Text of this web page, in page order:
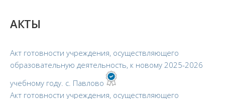
АКТЫ
Акт готовности учреждения, осуществляющего
образовательную деятельность, к новому 2025-2026
учебному году. с. Павлово
Акт готовности учреждения, осуществляющего